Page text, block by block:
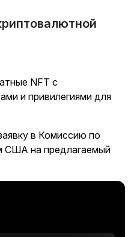
NFT с
и привилегиями для
в Комиссию по
США на предлагаемый